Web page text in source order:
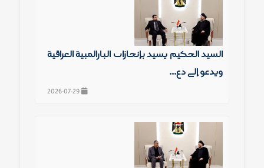
السيد الحكيم يشيد بإنجازات البارالمبية العراقية
ويدعو إلى دع...
2026-07-29